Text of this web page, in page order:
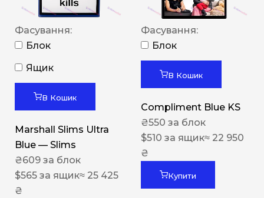
Фасування:
Блок
Ящик
В Кошик
Marshall Slims Ultra
Blue — Slims
₴609 за блок
$565 за ящик≈ 25 425
₴
Фасування:
Блок
В Кошик
Compliment Blue KS
₴550 за блок
$510 за ящик≈ 22 950
₴
Купити